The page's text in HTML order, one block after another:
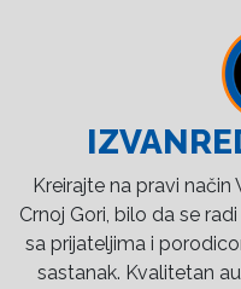
Kreirajte na pravi
Crnoj Gori, bilo da se
sa prijateljima i
sastanak. Kvalitetan